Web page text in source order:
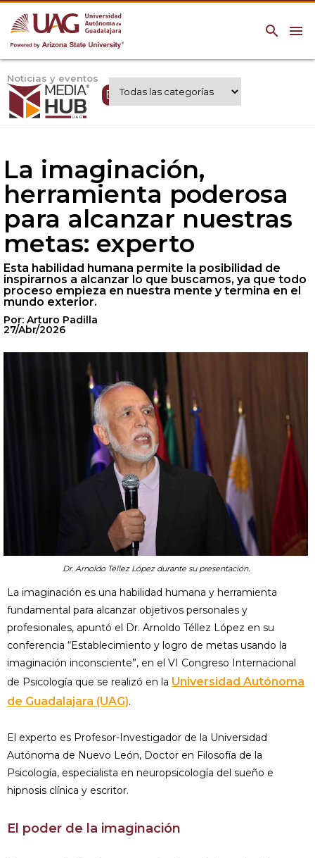
menu
search
Noticias y eventos
Expertos UAG
La imaginación,
herramienta poderosa
para alcanzar nuestras
metas: experto
Esta habilidad humana permite la posibilidad de
inspirarnos a alcanzar lo que buscamos, ya que todo
proceso empieza en nuestra mente y termina en el
mundo exterior.
Por: Arturo Padilla
27/Abr/2026
Dr. Arnoldo Téllez López durante su presentación.
La imaginación es una habilidad humana y herramienta
fundamental para alcanzar objetivos personales y
profesionales, apuntó el Dr. Arnoldo Téllez López en su
conferencia “Establecimiento y logro de metas usando la
imaginación inconsciente”, en el VI Congreso Internacional
de Psicología que se realizó en la Universidad Autónoma
de Guadalajara (UAG).
El experto es Profesor-Investigador de la Universidad
Autónoma de Nuevo León, Doctor en Filosofía de la
Psicología, especialista en neuropsicología del sueño e
hipnosis clínica y escritor.
El poder de la imaginación